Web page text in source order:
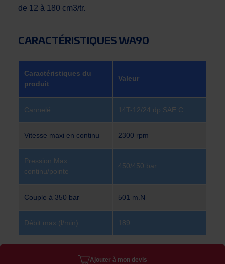
de 12 à 180 cm3/tr.
CARACTÉRISTIQUES WA90
Caractéristiques du
produit
Valeur
Cannelé 14T-12/24 dp SAE C
Vitesse maxi en continu 2300 rpm
Pression Max
continu/pointe
450/450 bar
Couple à 350 bar 501 m.N
Débit max (l/min) 189
Ajouter à mon devis